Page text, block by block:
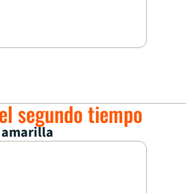
segundo tiempo
amarilla